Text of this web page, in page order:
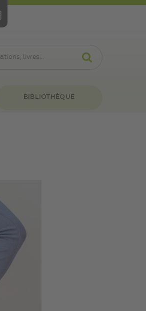
BIBLIOTHÈQUE